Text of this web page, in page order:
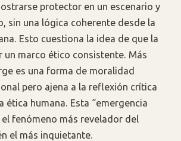
protector en un escenario y
sin una lógica coherente desde la
Esto cuestiona la idea de que la
un marco ético consistente. Más
es una forma de moralidad
pero ajena a la reflexión crítica
ética humana. Esta “emergencia
el fenómeno más revelador del
el más inquietante.